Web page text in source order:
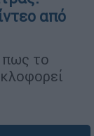
από
πως το